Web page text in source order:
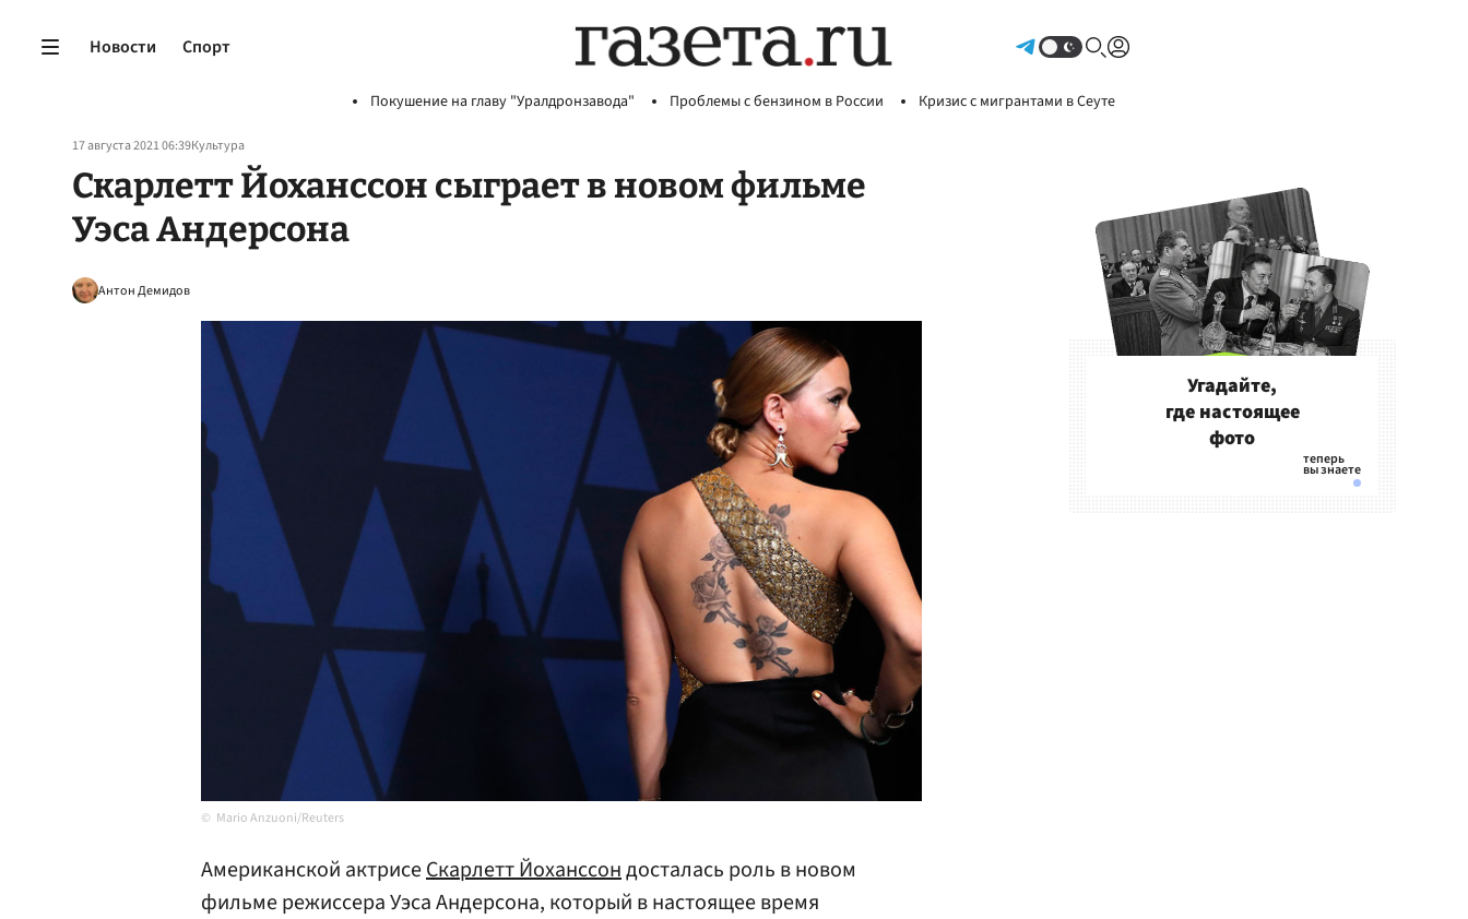
Новости Спорт
Покушение на главу "Уралдронзавода" Проблемы с бензином в России Кризис с мигрантами в Сеуте
17 августа 2021 06:39Культура
Скарлетт Йоханссон сыграет в новом фильме
Уэса Андерсона
Антон Демидов
Mario Anzuoni/Reuters
Американской актрисеСкарлетт Йоханссондосталась роль в новом
фильме режиссера Уэса Андерсона, который в настоящее время
Угадайте,
где настоящее
фото